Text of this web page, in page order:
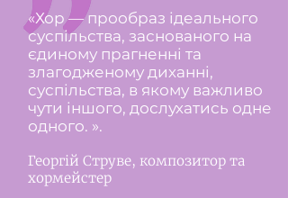
«Хор — прообраз ідеального
суспільства, заснованого на
єдиному прагненні та
злагодженому диханні,
суспільства, в якому важливо
чути іншого, дослухатись одне
одного. ».
Георгій Струве, композитор та
хормейстер